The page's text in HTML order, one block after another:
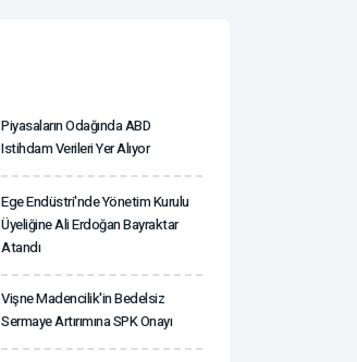
Piyasaların Odağında ABD
Istihdam Verileri Yer Alıyor
Ege Endüstri'nde Yönetim Kurulu
Üyeliğine Ali Erdoğan Bayraktar
Atandı
Vişne Madencilik'in Bedelsiz
Sermaye Artırımına SPK Onayı